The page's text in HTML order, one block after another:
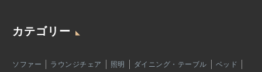
カテゴリー
ソファー ラウンジチェア 照明 ダイニング・テーブル
ベッド